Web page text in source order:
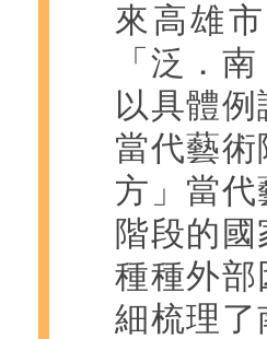
來高雄
「泛．
以具體
當代藝
方」當
階段的
種種外
細梳理